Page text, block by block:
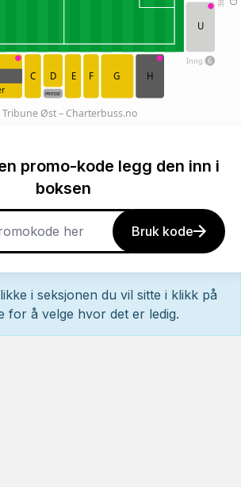
U
H
G
F
E
D
C
PRESSE
Tribune Øst – Charterbuss.no
Inng. 6
promo-kode legg den inn i
boksen
Bruk kode
i seksjonen du vil sitte i klikk på
for å velge hvor det er ledig.